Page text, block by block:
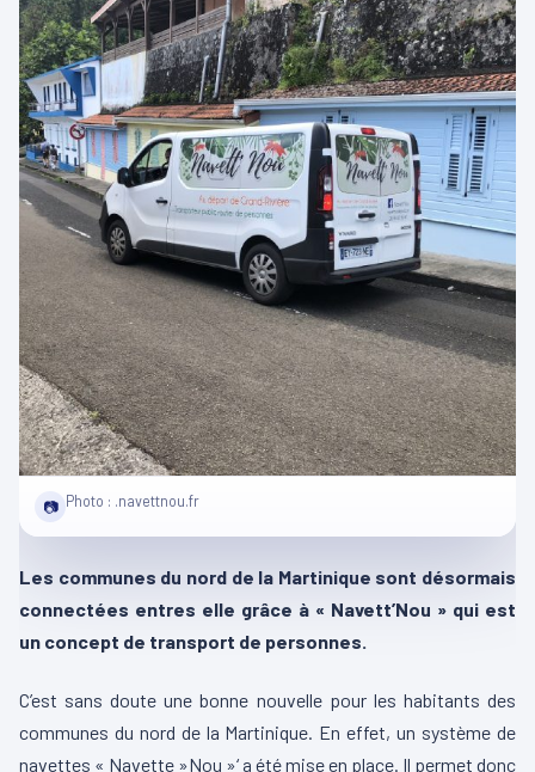
📷 Photo : .navettnou.fr
Les communes du nord de la Martinique sont désormais
connectées entres elle grâce à « Navett’Nou » qui est
un concept de transport de personnes.
C’est sans doute une bonne nouvelle pour les habitants des
communes du nord de la Martinique. En effet, un système de
navettes « Navette »Nou »‘ a été mise en place. Il permet donc